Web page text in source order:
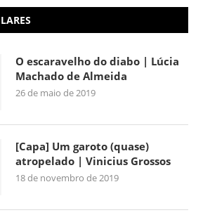
O escaravelho do diabo | Lúcia
Machado de Almeida
26 de maio de 2019
[Capa] Um garoto (quase)
atropelado | Vinicius Grossos
18 de novembro de 2019